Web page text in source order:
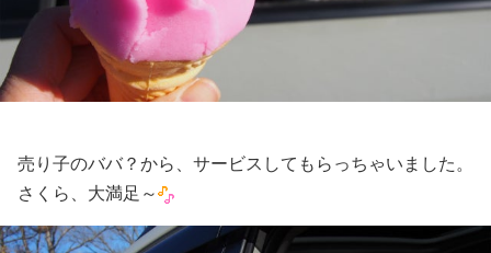
売り子のババ？から、サービスしてもらっちゃいました。
さくら、大満足～